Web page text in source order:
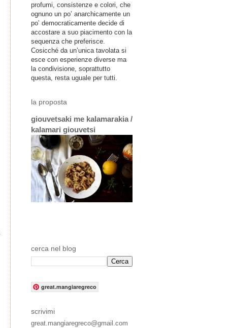
profumi, consistenze e colori, che
ognuno un po’ anarchicamente un
po’ democraticamente decide di
accostare a suo piacimento con la
sequenza che preferisce.
Cosicché da un’unica tavolata si
esce con esperienze diverse ma
la condivisione, soprattutto
questa, resta uguale per tutti.
la proposta
giouvetsaki me kalamarakia /
kalamari giouvetsi
cerca nel blog
great.mangiaregreco
scrivimi
great.mangiaregreco@gmail.com